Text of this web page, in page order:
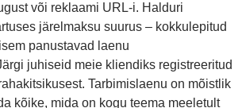
või reklaami URL-i. Halduri
järelmaksu suurus – kokkulepitud
panustavad laenu
juhiseid meie kliendiks registreeritud
Tarbimislaenu on mõistlik
kõike, mida on kogu teema meeletult